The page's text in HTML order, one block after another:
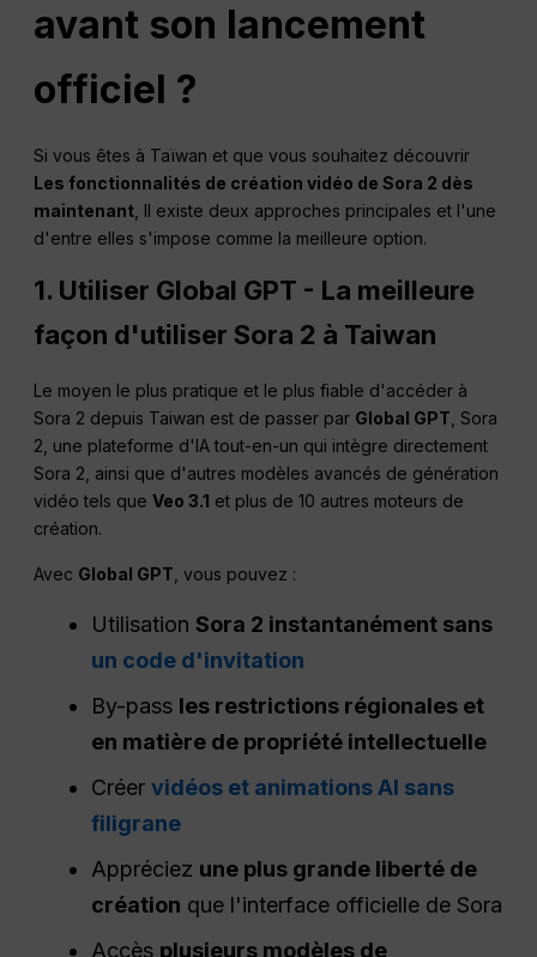
avant son lancement
officiel ?
Si vous êtes à Taïwan et que vous souhaitez découvrir
Les fonctionnalités de création vidéo de Sora 2 dès
maintenant , Il existe deux approches principales et l'une
d'entre elles s'impose comme la meilleure option.
1. Utiliser Global GPT - La meilleure
façon d'utiliser Sora 2 à Taiwan
Le moyen le plus pratique et le plus fiable d'accéder à
Sora 2 depuis Taiwan est de passer par Global GPT, Sora
2, une plateforme d'IA tout-en-un qui intègre directement
Sora 2, ainsi que d'autres modèles avancés de génération
vidéo tels queVeo 3.1 et plus de 10 autres moteurs de
création.
Avec Global GPT , vous pouvez :
UtilisationSora 2 instantanément sans
un code d'invitation
By-pass les restrictions régionales et
en matière de propriété intellectuelle
Créervidéos et animations AI sans
filigrane
Appréciez une plus grande liberté de
création que l'interface officielle de Sora
Accès plusieurs modèles de